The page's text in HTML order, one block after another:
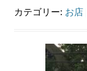
カテゴリー: お店